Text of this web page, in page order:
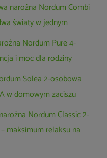
narożna Nordum Combi
światy w jednym
Nordum Pure 4-
i moc dla rodziny
Solea 2-osobowa
w domowym zaciszu
Nordum Classic 2-
maksimum relaksu na